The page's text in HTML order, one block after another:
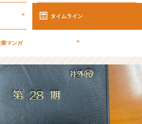
o
【株
式
会
社
ク
リ
テ
ッ
> タイムライン
業マンガ >